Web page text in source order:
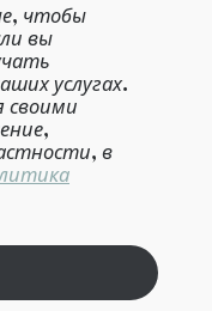
чтобы
вы
услугах.
своими
в